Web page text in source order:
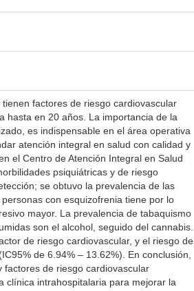
factores de riesgo cardiovascular
hasta en 20 años. La importancia de la
es indispensable en el área operativa
atención integral en salud con calidad y
el Centro de Atención Integral en Salud
psiquiátricas y de riesgo
se obtuvo la prevalencia de las
con esquizofrenia tiene por lo
mayor. La prevalencia de tabaquismo
son el alcohol, seguido del cannabis.
de riesgo cardiovascular, y el riesgo de
de 6.94% – 13.62%). En conclusión,
de riesgo cardiovascular
clínica intrahospitalaria para mejorar la